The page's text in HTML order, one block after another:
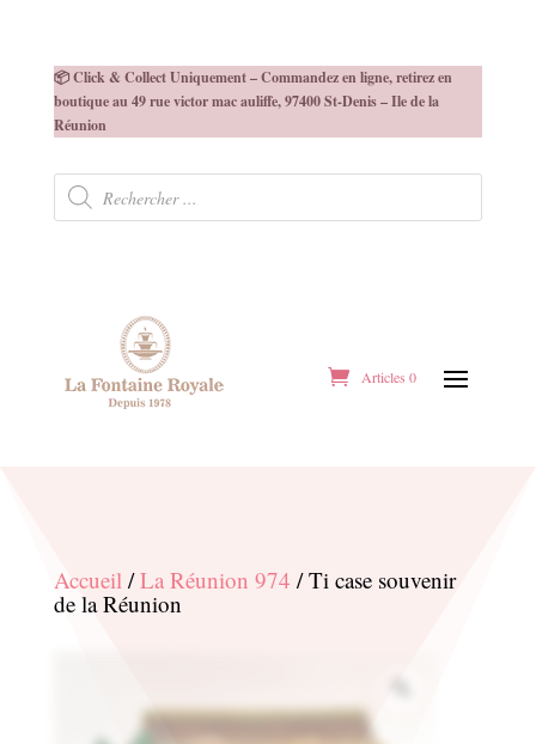
📦 Click & Collect Uniquement – Commandez en ligne, retirez en
boutique au 49 rue victor mac auliffe, 97400 St-Denis – Ile de la
Réunion
Recherche
produits
Articles 0
Accueil/La Réunion 974 / Ti case souvenir
de la Réunion